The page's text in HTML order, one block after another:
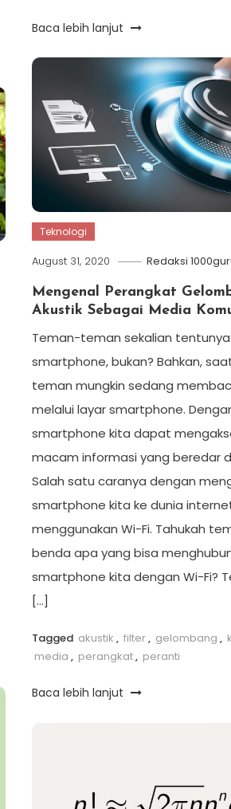
Baca lebih lanjut
Teknologi
August 31, 2020 Redaksi
Mengenal Perangkat
Akustik Sebagai Media
Teman-teman sekalian tentunya
smartphone, bukan? Bahkan,
teman mungkin sedang
melalui layar smartphone.
smartphone kita dapat
macam informasi yang beredar
Salah satu caranya dengan
smartphone kita ke dunia
menggunakan Wi-Fi. Tahukah
benda apa yang bisa
smartphone kita dengan Wi-Fi?
[…]
Tagged akustik , filter, gelombang ,
media , perangkat, peranti
Baca lebih lanjut